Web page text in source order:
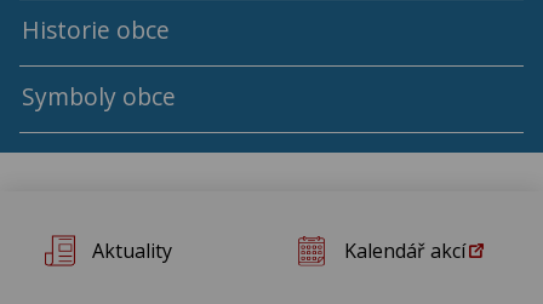
Rok 2019
Rok 2018
Rok 2017
Historie obce
Symboly obce
Aktuality Kalendář akcí